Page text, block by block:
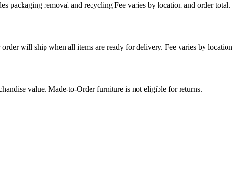
packaging removal and recycling Fee varies by location and order total.
will ship when all items are ready for delivery. Fee varies by location
value. Made-to-Order furniture is not eligible for returns.